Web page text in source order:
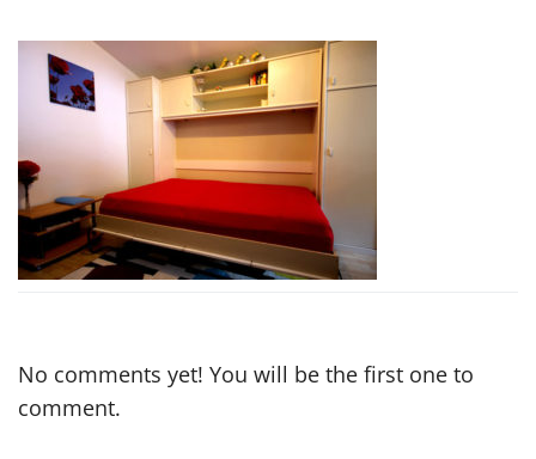
No comments yet! You will be the first one to
comment.